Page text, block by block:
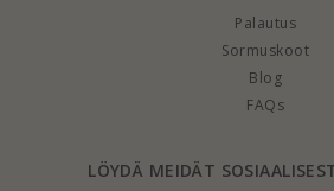
Palautus
Sormuskoot
Blog
FAQs
LÖYDÄ MEIDÄT